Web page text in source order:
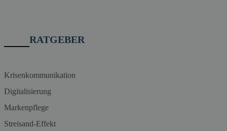
RATGEBER
Krisenkommunikation
Digitalisierung
Markenpflege
Streisand-Effekt